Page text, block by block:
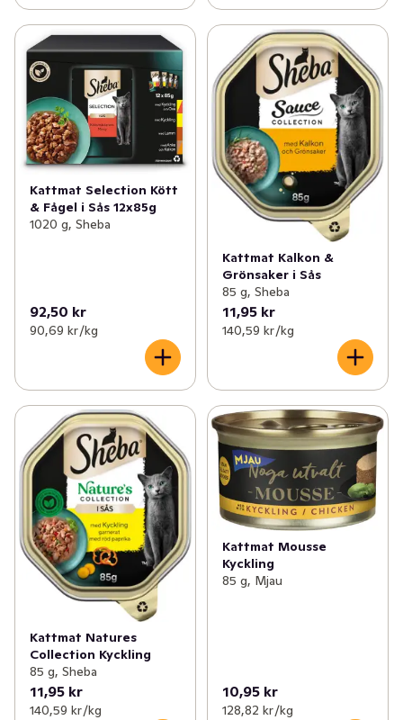
Kattmat Selection Kött
& Fågel i Sås 12x85g
1020 g, Sheba
92,50 kr
90,69 kr /kg
Kattmat Kalkon &
Grönsaker i Sås
85 g, Sheba
11,95 kr
140,59 kr /kg
Kattmat Natures
Collection Kyckling
85 g, Sheba
11,95 kr
140,59 kr /kg
Kattmat Mousse
Kyckling
85 g, Mjau
10,95 kr
128,82 kr /kg